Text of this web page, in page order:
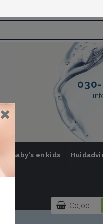
Baby's en kids
€0,00